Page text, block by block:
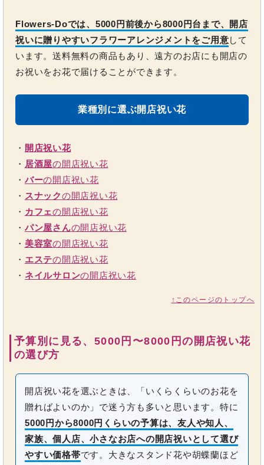
Flowers-Doでは、5000円前後から8000円台まで、開店
祝いに贈りやすいフラワーアレンジメントをご用意して
います。送料無料の商品もあり、遠方のお店にも開店の
お祝いをお花で届けることができます。
業種別に選ぶ開店祝い花
・ 開店祝い花
・ 居酒屋の開店祝い花
・ バーの開店祝い花
・ スナックの開店祝い花
・ カフェの開店祝い花
・ パン屋さんの開店祝い花
・ 美容室の開店祝い花
・ エステの開店祝い花
・ ネイルサロンの開店祝い花
↑このページのトップへ
予算別に見る、5000円〜8000円の開店祝い花
の選び方
開店祝い花を選ぶときは、「いくらくらいのお花を
贈ればよいのか」で迷う方も多いと思います。特に
5000円から8000円くらいの予算は、友人や知人、
家族、個人店、小さなお店への開店祝いとして選び
やすい価格帯です。大きなスタンド花や胡蝶蘭ほど